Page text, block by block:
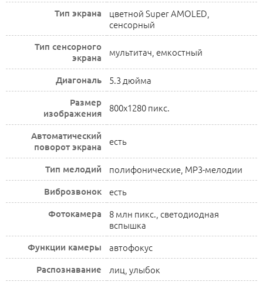
Тип экрана
цветной Super AMOLED,
сенсорный
Тип сенсорного
экрана
мультитач, емкостный
Диагональ 5.3 дюйма
Размер
изображения
800x1280 пикс.
Автоматический
поворот экрана
есть
Тип мелодий полифонические, MP3-мелодии
Виброзвонок есть
Фотокамера
8 млн пикс., светодиодная
вспышка
Функции камеры автофокус
Распознавание лиц, улыбок